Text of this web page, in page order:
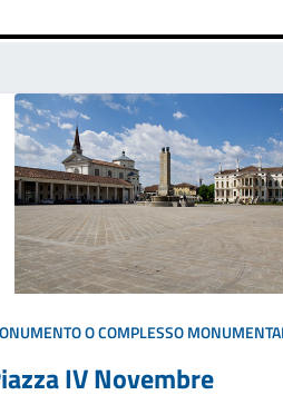
O COMPLESSO
IV Novembre